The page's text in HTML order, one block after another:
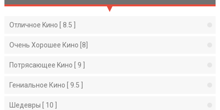
Отличное Kино [ 8.5 ]
Очень Хорошее Кино [8]
Потрясающее Kино [ 9 ]
Гениальное Кино [ 9.5 ]
Шедевры [ 10 ]